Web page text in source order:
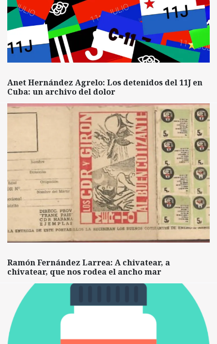
Anet Hernández Agrelo: Los detenidos del 11J en
Cuba: un archivo del dolor
Ramón Fernández Larrea: A chivatear, a
chivatear, que nos rodea el ancho mar